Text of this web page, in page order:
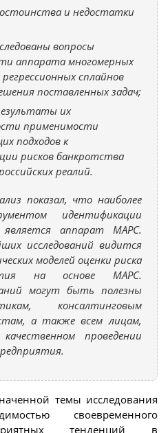
и недостатки
вопросы
аппарата многомерных
сплайнов
поставленных задач;
их
применимости
подходов к
рисков банкротства
реалий.
показал, что наиболее
идентификации
является аппарат МАРС.
исследований видится
моделей оценки риска
на основе МАРС.
могут быть полезны
консалтинговым
а также всем лицам,
проведении
темы исследования
своевременного
тенденций в